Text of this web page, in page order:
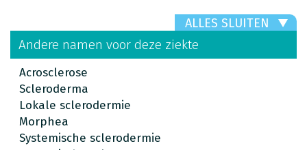
ALLES SLUITEN
Andere namen voor deze ziekte
Acrosclerose
Scleroderma
Lokale sclerodermie
Morphea
Systemische sclerodermie